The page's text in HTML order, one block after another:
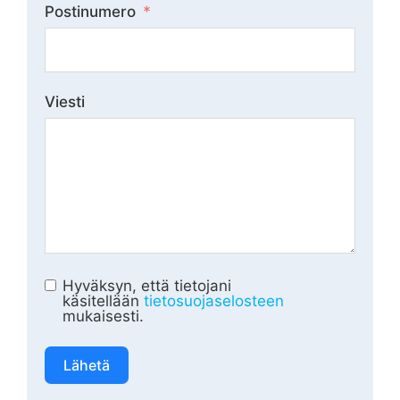
Postinumero
Viesti
Hyväksyn, että tietojani
käsitellään tietosuojaselosteen
mukaisesti.
Lähetä